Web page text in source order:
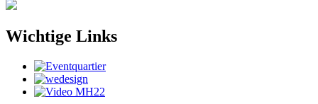
Wichtige Links